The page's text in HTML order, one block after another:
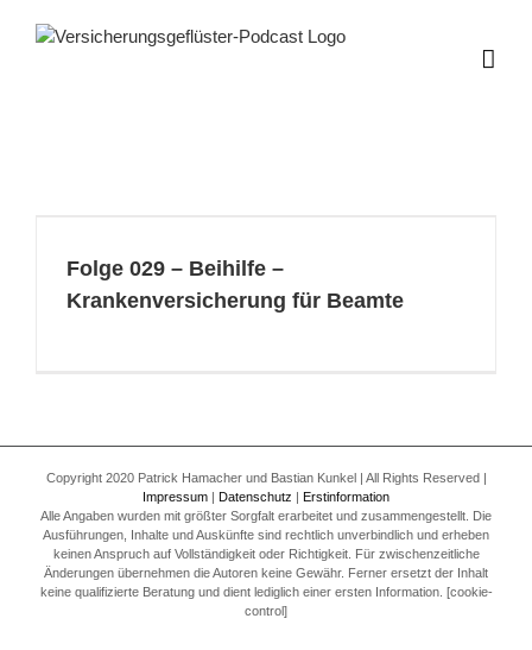
Inhalt
Folge 029 – Beihilfe –
Krankenversicherung für Beamte
Copyright 2020 Patrick Hamacher und Bastian Kunkel | All Rights Reserved |
Impressum | Datenschutz | Erstinformation
Alle Angaben wurden mit größter Sorgfalt erarbeitet und zusammengestellt. Die
Ausführungen, Inhalte und Auskünfte sind rechtlich unverbindlich und erheben
keinen Anspruch auf Vollständigkeit oder Richtigkeit. Für zwischenzeitliche
Änderungen übernehmen die Autoren keine Gewähr. Ferner ersetzt der Inhalt
keine qualifizierte Beratung und dient lediglich einer ersten Information. [cookie-
control]